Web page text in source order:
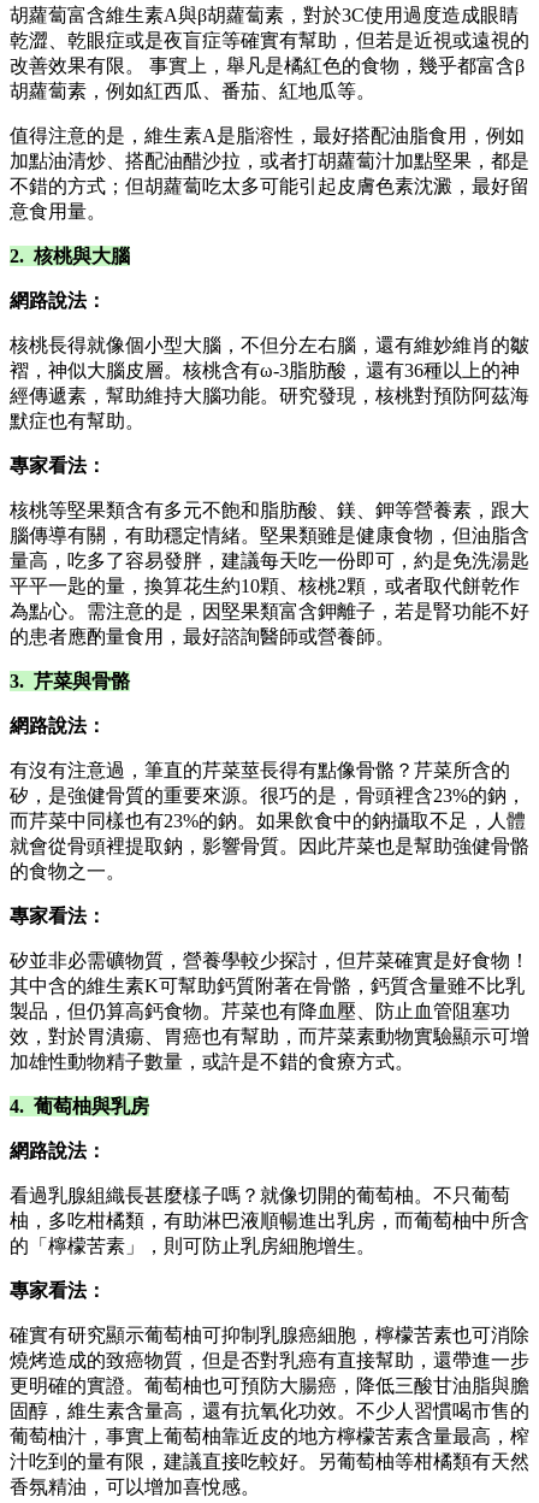
胡蘿蔔富含維生素A與β胡蘿蔔素，對於3C使用過度造成眼睛
乾澀、乾眼症或是夜盲症等確實有幫助，但若是近視或遠視的
改善效果有限。 事實上，舉凡是橘紅色的食物，幾乎都富含β
胡蘿蔔素，例如紅西瓜、番茄、紅地瓜等。
值得注意的是，維生素A是脂溶性，最好搭配油脂食用，例如
加點油清炒、搭配油醋沙拉，或者打胡蘿蔔汁加點堅果，都是
不錯的方式；但胡蘿蔔吃太多可能引起皮膚色素沈澱，最好留
意食用量。
2. 核桃與大腦
網路說法：
核桃長得就像個小型大腦，不但分左右腦，還有維妙維肖的皺
褶，神似大腦皮層。核桃含有ω-3脂肪酸，還有36種以上的神
經傳遞素，幫助維持大腦功能。研究發現，核桃對預防阿茲海
默症也有幫助。
專家看法：
核桃等堅果類含有多元不飽和脂肪酸、鎂、鉀等營養素，跟大
腦傳導有關，有助穩定情緒。堅果類雖是健康食物，但油脂含
量高，吃多了容易發胖，建議每天吃一份即可，約是免洗湯匙
平平一匙的量，換算花生約10顆、核桃2顆，或者取代餅乾作
為點心。需注意的是，因堅果類富含鉀離子，若是腎功能不好
的患者應酌量食用，最好諮詢醫師或營養師。
3. 芹菜與骨骼
網路說法：
有沒有注意過，筆直的芹菜莖長得有點像骨骼？芹菜所含的
矽，是強健骨質的重要來源。很巧的是，骨頭裡含23%的鈉，
而芹菜中同樣也有23%的鈉。如果飲食中的鈉攝取不足，人體
就會從骨頭裡提取鈉，影響骨質。因此芹菜也是幫助強健骨骼
的食物之一。
專家看法：
矽並非必需礦物質，營養學較少探討，但芹菜確實是好食物！
其中含的維生素K可幫助鈣質附著在骨骼，鈣質含量雖不比乳
製品，但仍算高鈣食物。芹菜也有降血壓、防止血管阻塞功
效，對於胃潰瘍、胃癌也有幫助，而芹菜素動物實驗顯示可增
加雄性動物精子數量，或許是不錯的食療方式。
4. 葡萄柚與乳房
網路說法：
看過乳腺組織長甚麼樣子嗎？就像切開的葡萄柚。不只葡萄
柚，多吃柑橘類，有助淋巴液順暢進出乳房，而葡萄柚中所含
的「檸檬苦素」，則可防止乳房細胞增生。
專家看法：
確實有研究顯示葡萄柚可抑制乳腺癌細胞，檸檬苦素也可消除
燒烤造成的致癌物質，但是否對乳癌有直接幫助，還帶進一步
更明確的實證。葡萄柚也可預防大腸癌，降低三酸甘油脂與膽
固醇，維生素含量高，還有抗氧化功效。不少人習慣喝市售的
葡萄柚汁，事實上葡萄柚靠近皮的地方檸檬苦素含量最高，榨
汁吃到的量有限，建議直接吃較好。另葡萄柚等柑橘類有天然
香氛精油，可以增加喜悅感。